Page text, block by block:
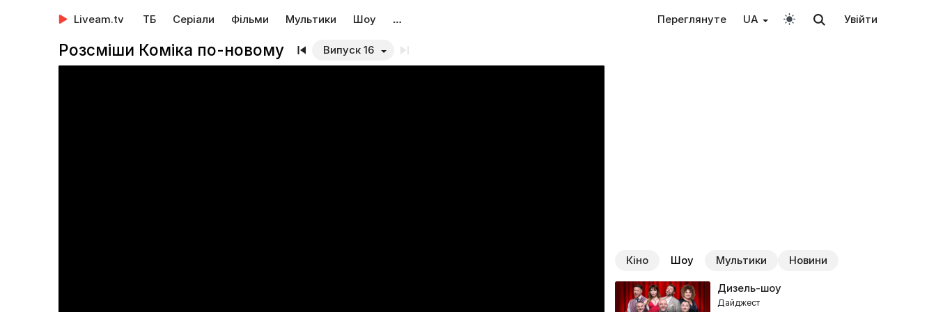
Liveam.tv ТБ Серіали Фільми Мультики Шоу … Переглянуте UA Увійти
Розсміши Коміка по-новому Випуск 16
Кіно Шоу Мультики Новини
Дизель-шоу
Дайджест